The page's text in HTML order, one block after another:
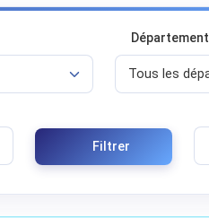
Département
Filtrer